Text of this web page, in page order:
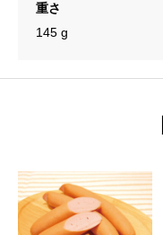
重さ
145 g